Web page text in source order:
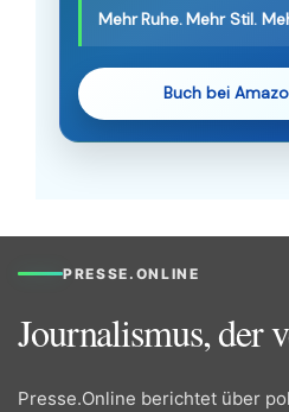
Mehr Ruhe. Mehr Stil.
Buch bei
PRESSE.ONLINE
Journalismus, der
Presse.Online berichtet über